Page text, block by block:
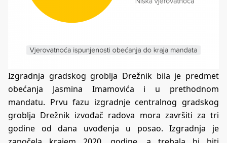
Izgradnja gradskog groblja Drežnik bila je predmet
obećanja Jasmina Imamovića i u prethodnom
mandatu. Prvu fazu izgradnje centralnog gradskog
groblja Drežnik izvođač radova mora završiti za tri
godine od dana uvođenja u posao. Izgradnja je